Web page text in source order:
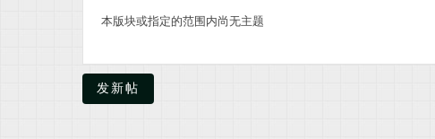
本版块或指定的范围内尚无主题
发新帖